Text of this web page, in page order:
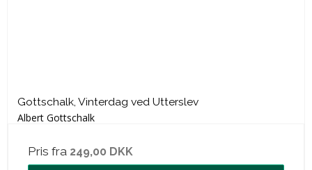
Gottschalk, Vinterdag ved Utterslev
Albert Gottschalk
Pris fra 249,00 DKK